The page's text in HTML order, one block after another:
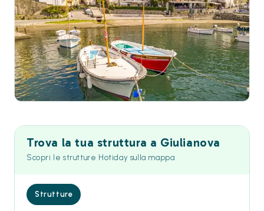
Trova la tua struttura a Giulianova
Scopri le strutture Hotiday sulla mappa
Strutture